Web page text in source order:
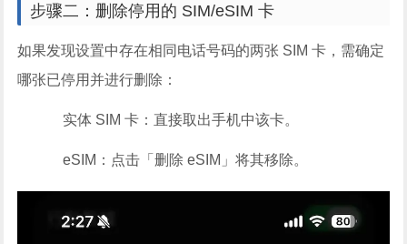
步骤二：删除停用的 SIM/eSIM 卡
如果发现设置中存在相同电话号码的两张 SIM 卡，需确定
哪张已停用并进行删除：
实体 SIM 卡：直接取出手机中该卡。
eSIM：点击「删除 eSIM」将其移除。